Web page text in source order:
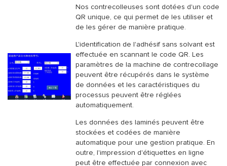
Nos contrecolleuses sont dotées d'un code
QR unique, ce qui permet de les utiliser et
de les gérer de manière pratique.
L'identification de l'adhésif sans solvant est
effectuée en scannant le code QR. Les
paramètres de la machine de contrecollage
peuvent être récupérés dans le système
de données et les caractéristiques du
processus peuvent être réglées
automatiquement.
Les données des laminés peuvent être
stockées et codées de manière
automatique pour une gestion pratique. En
outre, l'impression d'étiquettes en ligne
peut être effectuée par connexion avec